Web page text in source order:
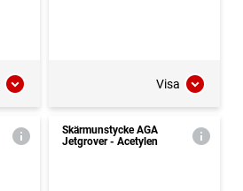
Visa
Skärmunstycke AGA
Jetgrover - Acetylen